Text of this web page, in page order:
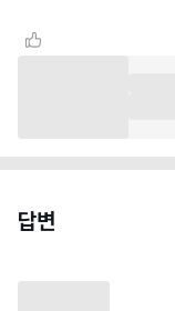
답변